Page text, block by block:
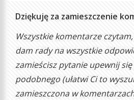
Dziękuję za zamieszczenie
Wszystkie komentarze
dam rady na wszystkie
zamieścisz pytanie upewnij się
podobnego (ułatwi Ci to
zamieszczona w